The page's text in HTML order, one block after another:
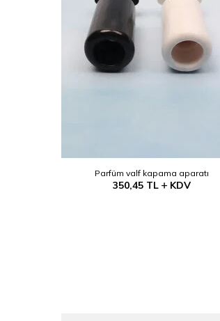
Parfüm valf kapama aparatı
350,45 TL KDV